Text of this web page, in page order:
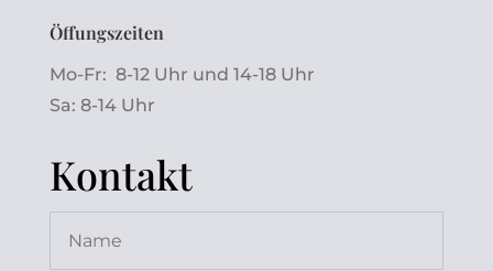
Öffungszeiten
Mo-Fr: 8-12 Uhr und 14-18 Uhr
Sa: 8-14 Uhr
Kontakt